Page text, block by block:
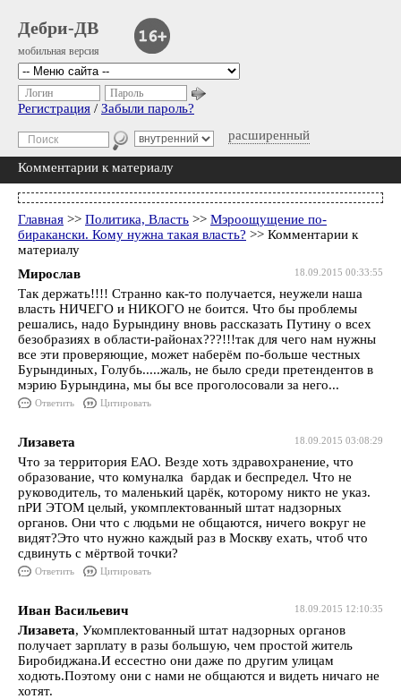
Дебри-ДВ
мобильная версия
расширенный
Логин Пароль
Регистрация / Забыли пароль?
Комментарии к материалу
Главная >> Политика, Власть >> Мэроощущение по-
биракански. Кому нужна такая власть? >> Комментарии к
материалу
18.09.2015 00:33:55
Мирослав
Так держать!!!! Странно как-то получается, неужели наша
власть НИЧЕГО и НИКОГО не боится. Что бы проблемы
решались, надо Бурындину вновь рассказать Путину о всех
безобразиях в области-районах???!!!так для чего нам нужны
все эти проверяющие, может наберём по-больше честных
Бурындиных, Голубь.....жаль, не было среди претендентов в
мэрию Бурындина, мы бы все проголосовали за него...
Ответить Цитировать
18.09.2015 03:08:29
Лизавета
Что за территория ЕАО. Везде хоть здравохранение, что
образование, что комуналка бардак и беспредел. Что не
руководитель, то маленький царёк, которому никто не указ.
пРИ ЭТОМ целый, укомплектованный штат надзорных
органов. Они что с людьми не общаются, ничего вокруг не
видят?Это что нужно каждый раз в Москву ехать, чтоб что
сдвинуть с мёртвой точки?
Ответить Цитировать
18.09.2015 12:10:35
Иван Васильевич
Лизавета, Укомплектованный штат надзорных органов
получает зарплату в разы большую, чем простой житель
Биробиджана.И ессестно они даже по другим улицам
ходють.Поэтому они с нами не общаются и видеть ничаго не
хотят.